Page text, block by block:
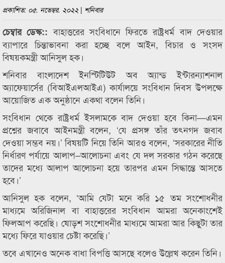
প্রকাশিত: ০৫. নভেম্বর. ২০২২ | শনিবার
চেম্বার ডেস্ক::বাহাত্তরের সংবিধানে ফিরতে রাষ্ট্রধর্ম বাদ দেওয়ার
ব্যাপারে চিন্তাভাবনা করা হচ্ছে বলে আইন, বিচার ও সংসদ
বিষয়কমন্ত্রী আনিসুল হক।
শনিবার বাংলাদেশ ইনস্টিটিউট অব অ্যান্ড ইন্টারন্যাশনাল
অ্যাফেয়ার্সের (বিআইএলআইএ) কার্যালয়ে সংবিধান দিবস উপলক্ষে
আয়োজিত এক অনুষ্ঠানে একথা বলেন তিনি।
সংবিধান থেকে রাষ্ট্রধর্ম ইসলামকে বাদ দেওয়া হবে কিনা—এমন
প্রশ্নের জবাবে আইনমন্ত্রী বলেন, ‘যে প্রসঙ্গ তাঁর তৎনগদ জবাব
দেওয়া সম্ভব নয়।’ বিষয়টি নিয়ে তিনি আরও বলেন, ‘সরকারের নীতি
নির্ধারণ পর্যায়ে আলাপ–আলোচনা এবং যে দল সরকার গঠন করেছে
তাদের মধ্যে আলাপ আলোচনা হয়ে তারপর এমন সিদ্ধান্তে আসতে
হবে।’
আনিসুল হক বলেন, ‘আমি যেটা মনে করি ১৫ তম সংশোধনীর
মাধ্যমে অরিজিনাল বা বাহাত্তরের সংবিধান আমরা অনেকাংশেই
ফিলআপ করেছি। ষোড়শ সংশোধনীর মাধ্যমে আমরা আর কিছুটা তার
মধ্যে ফিরে যাওয়ার চেষ্টা করেছি।’
তবে এখানেও অনেক বাধা বিপত্তি আসছে বলেও উল্লেখ করেন তিনি।